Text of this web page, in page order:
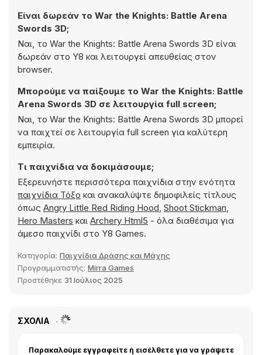
Είναι δωρεάν το War the Knights: Battle Arena
Swords 3D;
Ναι, το War the Knights: Battle Arena Swords 3D είναι
δωρεάν στο Y8 και λειτουργεί απευθείας στον
browser.
Μπορούμε να παίξουμε το War the Knights: Battle
Arena Swords 3D σε λειτουργία full screen;
Ναι, το War the Knights: Battle Arena Swords 3D μπορεί
να παιχτεί σε λειτουργία full screen για καλύτερη
εμπειρία.
Τι παιχνίδια να δοκιμάσουμε;
Εξερευνήστε περισσότερα παιχνίδια στην ενότητα
παιχνίδια Τόξο και ανακαλύψτε δημοφιλείς τίτλους
όπως Angry Little Red Riding Hood, Shoot Stickman,
Hero Masters και Archery Html5 - όλα διαθέσιμα για
άμεσο παιχνίδι στο Y8 Games.
Κατηγορία: Παιχνίδια Δράσης και Μάχης
Προγραμματιστής: Mirra Games
Προστέθηκε 31 Ιούλιος 2025
ΣΧΌΛΙΑ
Παρακαλούμε εγγραφείτε ή εισέλθετε για να γράψετε